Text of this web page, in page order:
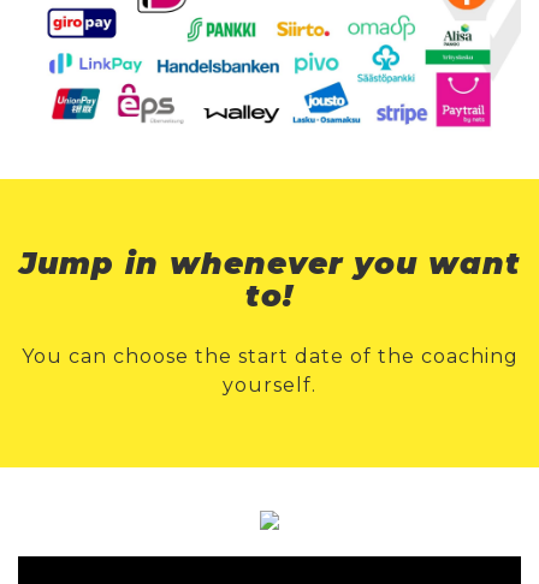
Jump in whenever you want
to!
You can choose the start date of the coaching
yourself.